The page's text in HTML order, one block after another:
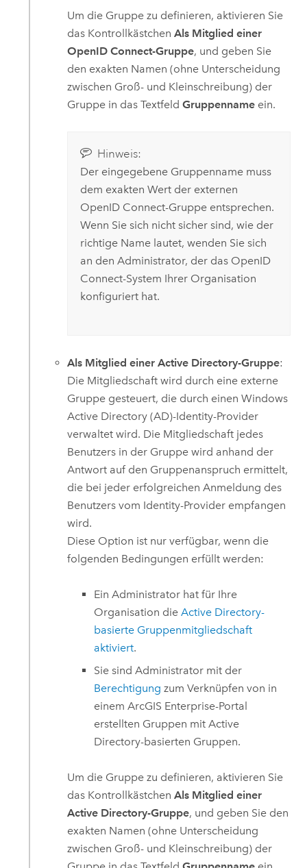
Um die Gruppe zu definieren, aktivieren Sie
das KontrollkästchenAls Mitglied einer
OpenID Connect-Gruppe, und geben Sie
den exakten Namen (ohne Unterscheidung
zwischen Groß- und Kleinschreibung) der
Gruppe in das TextfeldGruppenname ein.
Hinweis:
Der eingegebene Gruppenname muss
dem exakten Wert der externen
OpenID Connect-Gruppe entsprechen.
Wenn Sie sich nicht sicher sind, wie der
richtige Name lautet, wenden Sie sich
an den Administrator, der das OpenID
Connect-System Ihrer Organisation
konfiguriert hat.
Als Mitglied einer Active Directory-Gruppe:
Die Mitgliedschaft wird durch eine externe
Gruppe gesteuert, die durch einenWindows
Active Directory (AD)-Identity-Provider
verwaltet wird. Die Mitgliedschaft jedes
Benutzers in der Gruppe wird anhand der
Antwort auf den Gruppenanspruch ermittelt,
die bei jeder erfolgreichen Anmeldung des
Benutzers vom Identity-Provider empfangen
wird.
Diese Option ist nur verfügbar, wenn die
folgenden Bedingungen erfüllt werden:
Ein Administrator hat für Ihre
Organisation die Active Directory-
basierte Gruppenmitgliedschaft
aktiviert.
Sie sind Administrator mit der
Berechtigung zum Verknüpfen von in
einem ArcGIS Enterprise-Portal
erstellten Gruppen mit Active
Directory-basierten Gruppen.
Um die Gruppe zu definieren, aktivieren Sie
das KontrollkästchenAls Mitglied einer
Active Directory-Gruppe, und geben Sie den
exakten Namen (ohne Unterscheidung
zwischen Groß- und Kleinschreibung) der